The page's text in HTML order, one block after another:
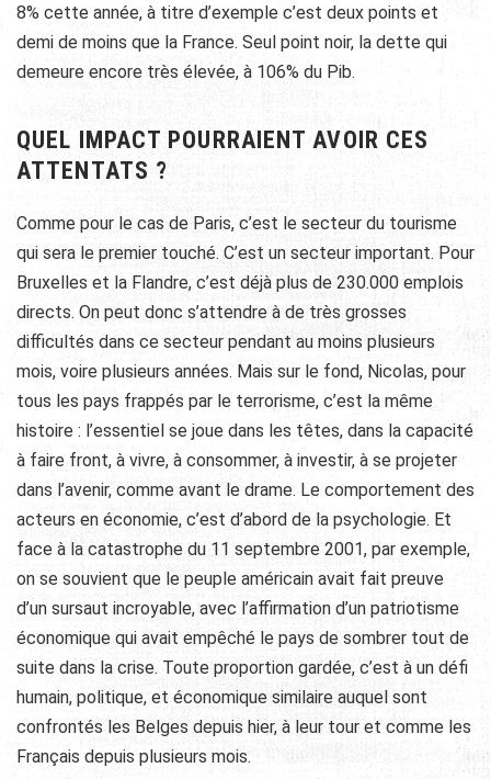
8% cette année, à titre d’exemple c’est deux points et
demi de moins que la France. Seul point noir, la dette qui
demeure encore très élevée, à 106% du Pib.
QUEL IMPACT POURRAIENT AVOIR CES
ATTENTATS ?
Comme pour le cas de Paris, c’est le secteur du tourisme
qui sera le premier touché. C’est un secteur important. Pour
Bruxelles et la Flandre, c’est déjà plus de 230.000 emplois
directs. On peut donc s’attendre à de très grosses
difficultés dans ce secteur pendant au moins plusieurs
mois, voire plusieurs années. Mais sur le fond, Nicolas, pour
tous les pays frappés par le terrorisme, c’est la même
histoire : l’essentiel se joue dans les têtes, dans la capacité
à faire front, à vivre, à consommer, à investir, à se projeter
dans l’avenir, comme avant le drame. Le comportement des
acteurs en économie, c’est d’abord de la psychologie. Et
face à la catastrophe du 11 septembre 2001, par exemple,
on se souvient que le peuple américain avait fait preuve
d’un sursaut incroyable, avec l’affirmation d’un patriotisme
économique qui avait empêché le pays de sombrer tout de
suite dans la crise. Toute proportion gardée, c’est à un défi
humain, politique, et économique similaire auquel sont
confrontés les Belges depuis hier, à leur tour et comme les
Français depuis plusieurs mois.